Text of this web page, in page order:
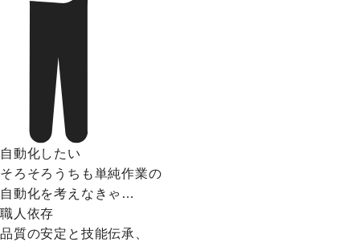
自動化したい
そろそろうちも単純作業の
自動化を考えなきゃ…
職人依存
品質の安定と技能伝承、